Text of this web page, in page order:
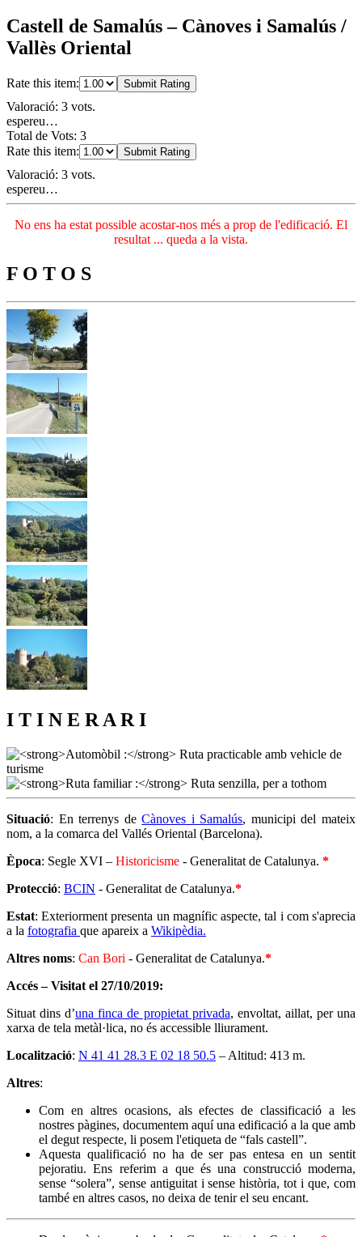
Castell de Samalús – Cànoves i Samalús /
Vallès Oriental
Rate this item: Submit Rating
Valoració: 3 vots.
espereu…
Total de Vots: 3
Rate this item:
Submit Rating
Valoració: 3 vots.
espereu…
No ens ha estat possible acostar-nos més a prop de l'edificació. El
resultat ... queda a la vista.
F O T O S
I T I N E R A R I
Situació: En terrenys deCànoves i Samalús, municipi del mateix
nom, a la comarca del Vallés Oriental (Barcelona).
Època: Segle XVI – Historicisme - Generalitat de Catalunya. *
Protecció: BCIN - Generalitat de Catalunya.*
Estat: Exteriorment presenta un magnífic aspecte, tal i com s'aprecia
a la fotografia que apareix a Wikipèdia.
Altres noms: Can Bori - Generalitat de Catalunya.*
Accés – Visitat el 27/10/2019:
Situat dins d’una finca de propietat privada, envoltat, aillat, per una
xarxa de tela metàl·lica, no és accessible lliurament.
Localització: N 41 41 28.3 E 02 18 50.5 – Altitud: 413 m.
Altres:
Com en altres ocasions, als efectes de classificació a les
nostres pàgines, documentem aquí una edificació a la que amb
el degut respecte, li posem l'etiqueta de “fals castell”.
Aquesta qualificació no ha de ser pas entesa en un sentit
pejoratiu. Ens referim a que és una construcció moderna,
sense “solera”, sense antiguitat i sense història, tot i que, com
també en altres casos, no deixa de tenir el seu encant.